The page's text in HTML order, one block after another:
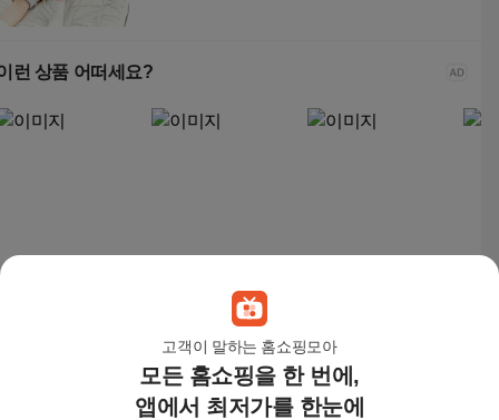
고객이 말하는 홈쇼핑모아
모든 홈쇼핑을 한 번에,
앱에서 최저가를 한눈에
런 상품 어떠세요?
드래곤 마스터 1 2 3 4
5 6 7 8 9 10 11 12 13 1
4 15 전권 세트 전15권
/ 신속배송 / 사은품 증
정
175,500원
이큰 MIK-500, MIK-50
0(그레이)
173,000